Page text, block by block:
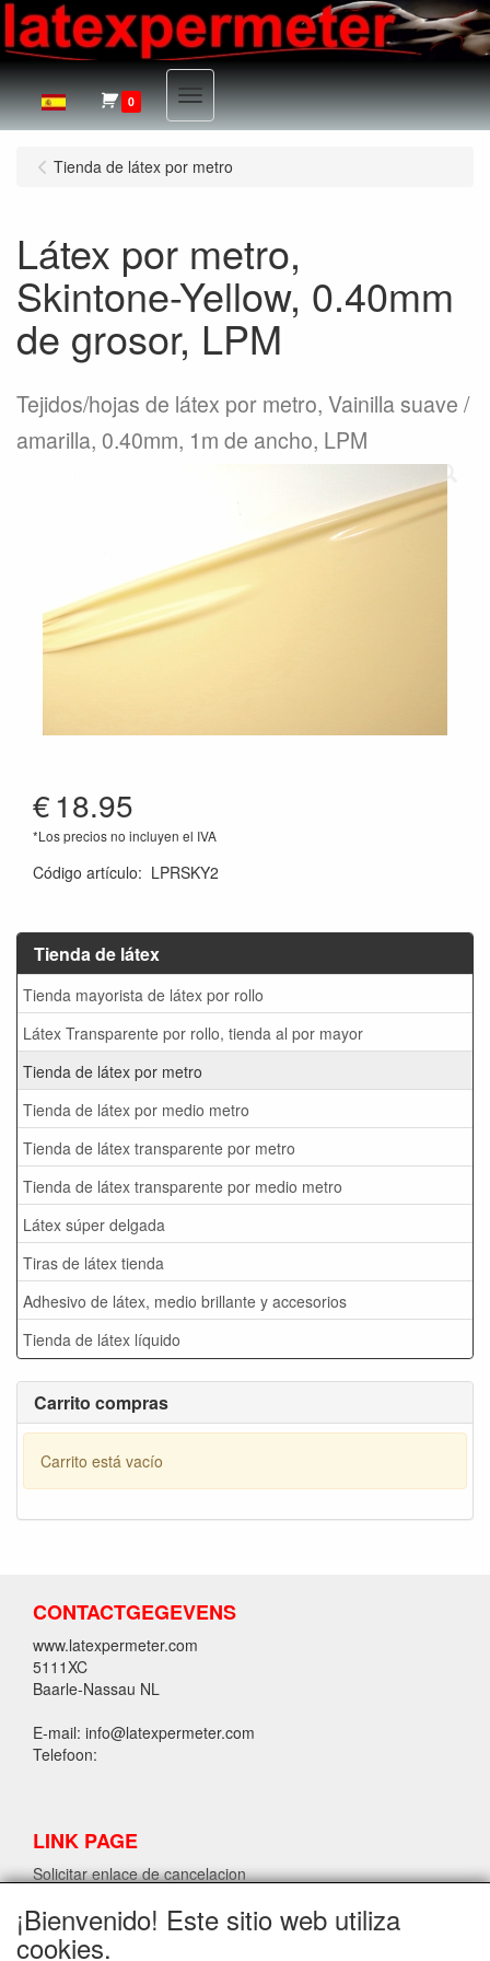
0 Menu
Tienda de látex
Tienda mayorista de látex por rollo
Látex Transparente por rollo, tienda al por mayor
Tienda de látex por metro
Tienda de látex por medio metro
Tienda de látex transparente por metro
Tienda de látex transparente por medio metro
Látex súper delgada
Tiras de látex tienda
Adhesivo de látex, medio brillante y accesorios
Tienda de látex líquido
Carrito compras
Carrito está vacío
Tienda de látex por metro
Látex por metro,
Skintone-Yellow, 0.40mm
de grosor, LPM
Tejidos/hojas de látex por metro, Vainilla suave /
amarilla, 0.40mm, 1m de ancho, LPM
€18.95
*Los precios no incluyen el IVA
Código artículo: LPRSKY2
CONTACTGEGEVENS
www.latexpermeter.com
5111XC
Baarle-Nassau NL
E-mail: info@latexpermeter.com
Telefoon:
LINK PAGE
Solicitar enlace de cancelacion
INFORMACIÓN DE LÁTEX LPM
¡Bienvenido! Este sitio web utiliza
cookies.